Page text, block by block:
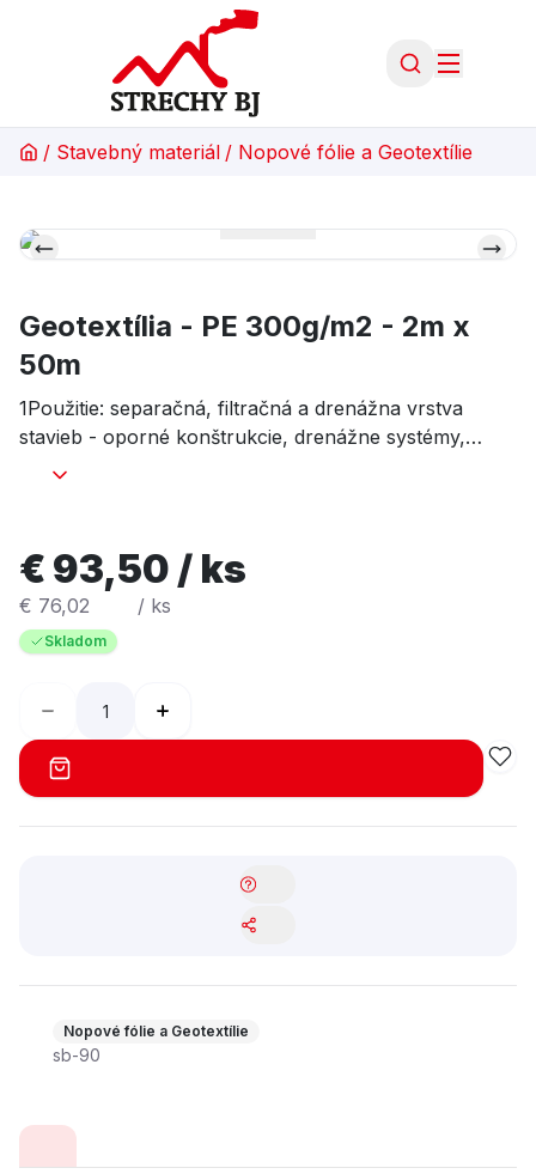
/ Stavebný materiál / Nopové fólie a Geotextílie
Geotextília - PE 300g/m2 - 2m x
50m
1Použitie: separačná, filtračná a drenážna vrstva
stavieb - oporné konštrukcie, drenážne systémy,
ploché a zelené strechy, skládky odpadov, železnice,
filtračné a drenážne systémy 1bal=100m2
€ 93,50 / ks
€ 76,02 / ks
Skladom
Nopové fólie a Geotextílie
sb-90